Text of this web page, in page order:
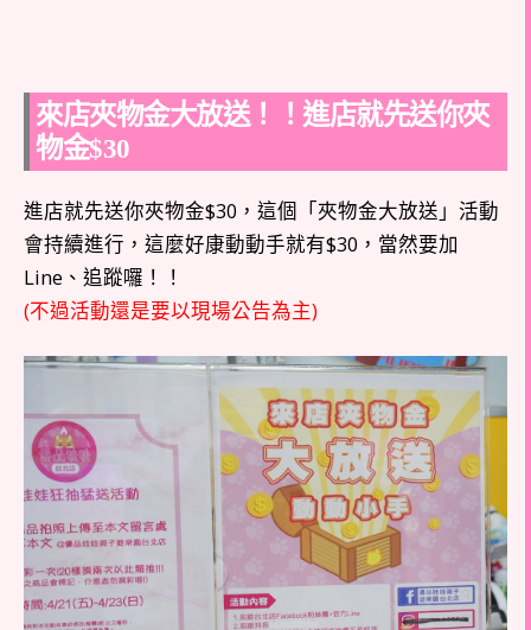
來店夾物金大放送！！進店就先送你夾
物金$30
進店就先送你夾物金$30，這個「夾物金大放送」活動
會持續進行，這麼好康動動手就有$30，當然要加
Line、追蹤囉！！
(不過活動還是要以現場公告為主)